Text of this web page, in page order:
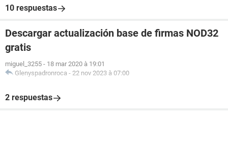
10 respuestas
Descargar actualización base de firmas NOD32
gratis
miguel_3255 - 18 mar 2020 à 19:01
Glenyspadronroca - 22 nov 2023 à 07:00
2 respuestas